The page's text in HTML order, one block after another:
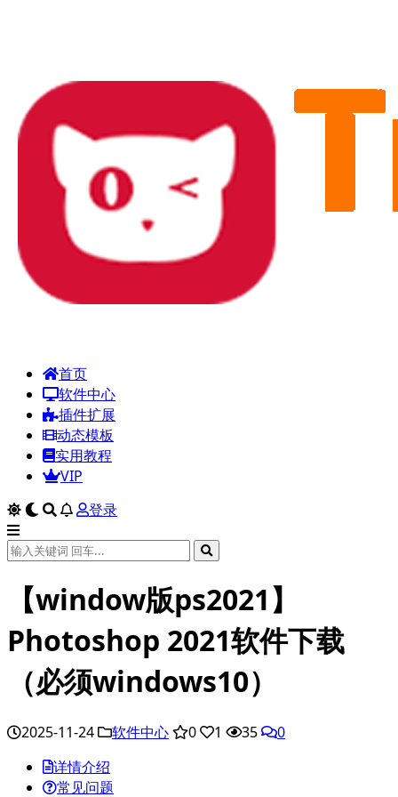
首页
软件中心
插件扩展
动态模板
实用教程
VIP
登录
【window版ps2021】
Photoshop 2021软件下载
（必须windows10）
2025-11-24 软件中心 0 1 35
0
详情介绍
常见问题